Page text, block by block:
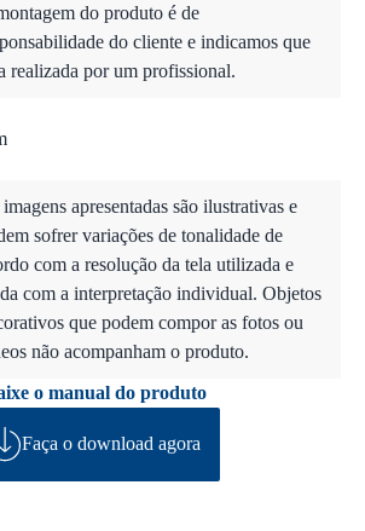
do produto é de
do cliente e indicamos que
realizada por um profissional.
apresentadas são ilustrativas e
sofrer variações de tonalidade de
com a resolução da tela utilizada e
com a interpretação individual. Objetos
que podem compor as fotos ou
não acompanham o produto.
o manual do produto
Faça o download agora